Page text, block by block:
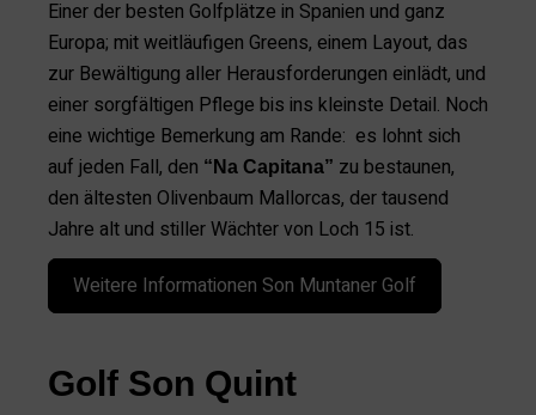
Einer der besten Golfplätze in Spanien und ganz
Europa; mit weitläufigen Greens, einem Layout, das
zur Bewältigung aller Herausforderungen einlädt, und
einer sorgfältigen Pflege bis ins kleinste Detail. Noch
eine wichtige Bemerkung am Rande: es lohnt sich
auf jeden Fall, den “Na Capitana” zu bestaunen,
den ältesten Olivenbaum Mallorcas, der tausend
Jahre alt und stiller Wächter von Loch 15 ist.
Weitere Informationen Son Muntaner Golf
Golf Son Quint